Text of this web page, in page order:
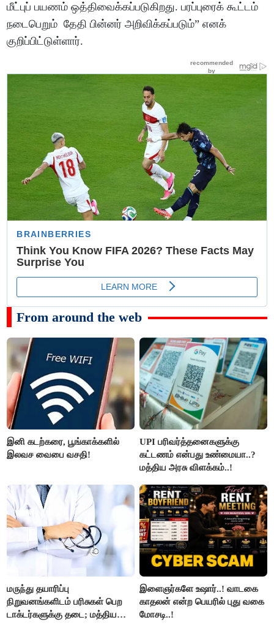
மீட்புப் பயணம் ஒத்திவைக்கப்படுகிறது. பரப்புரைக் கூட்டம்
நடைபெறும் தேதி பின்னர் அறிவிக்கப்படும்” எனக்
குறிப்பிட்டுள்ளார்.
From around the web
இனி கடற்கரை, பூங்காக்களில்
இலவச வைபை வசதி!
UPI பரிவர்த்தனைகளுக்கு
கட்டணம் என்பது உண்மையா..?
மத்திய அரசு விளக்கம்..!
மருந்து தயாரிப்பு
நிறுவனங்களிடம் பரிசுகள் பெற
டாக்டர்களுக்கு தடை; மத்திய
இளைஞர்களே உஷார்..! வாடகை
காதலன் என்ற பெயரில் புது வகை
மோசடி..!